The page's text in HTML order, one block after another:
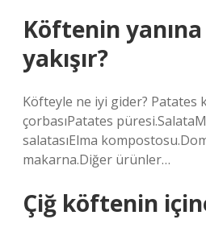
Köftenin
yakışır?
Köfteyle ne iyi gider? Patates
çorbasıPatates
salatasıElma
makarna.Diğer ürünler…
Çiğ köftenin